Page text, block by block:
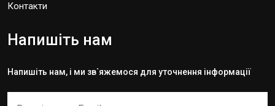
Контакти
Напишіть нам
Напишіть нам, і ми зв`яжемося для уточнення інформації